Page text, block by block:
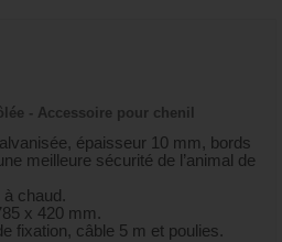
- Accessoire pour chenil
épaisseur 10 mm, bords
meilleure sécurité de l’animal de
chaud.
x 420 mm.
fixation, câble 5 m et poulies.